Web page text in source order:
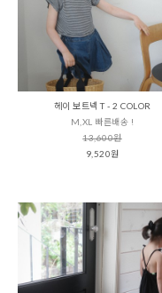
헤이 보트넥 T - 2 COLOR
M,XL 빠른배송 !
13,600원
9,520원